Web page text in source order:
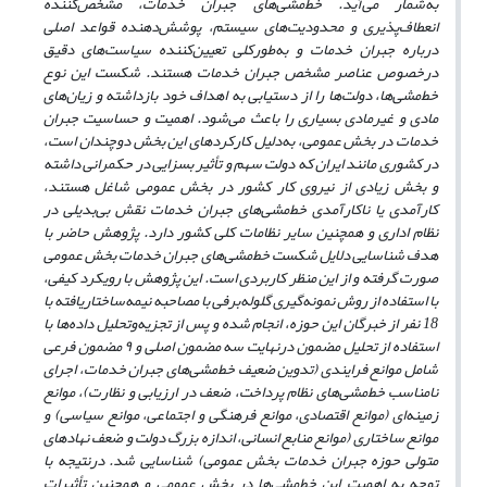
انعطاف‌پذیری و محدودیت‌های سیستم، پوشش‌دهنده قواعد اصلی
درباره جبران خدمات و به‌طورکلی تعیین‌کننده سیاست‌های دقیق
در‌خصوص عناصر مشخص جبران خدمات هستند. شکست این نوع‌
خط‌‌‌‌مشی‌ها، دولتها را از دستیابی به اهداف خود بازداشته و زیان‌های
مادی و غیرمادی بسیاری را باعث می‌‌‌‌‌شود. اهمیت و حساسیت جبران
خدمات در بخش عمومی، به‌دلیل کارکردهای این بخش دوچندان است،
در کشوری مانند ایران که دولت سهم و تأثیر بسزایی در حکمرانی داشته
و بخش زیادی از نیروی کار کشور در بخش عمومی شاغل هستند،
کارآمدی یا ناکارآمدی خط‌مشی‌های جبران خدمات نقش بی‌بدیلی در
نظام اداری و همچنین سایر نظامات کلی کشور دارد. پژوهش حاضر با
هدف شناسایی دلایل شکست خط‌مشی‌های جبران خدمات بخش عمومی
صورت گرفته واز این منظر کاربردی است. این پژوهش با رویکرد کیفی،
با استفاده از روش نمونه‌‌‌‌‌گیری گلوله‌برفی با مصاحبه نیمه‌ساختار‌یافته با
18 نفر از خبرگان این حوزه، انجام شده و پس از تجزیه‌وتحلیل داده‌‌‌‌ها با
استفاده از تحلیل مضمون درنهایت سه مضمون اصلی و ۹ مضمون فرعی
شامل موانع فرایندی (تدوین ضعیف خط‌مشی‌های جبران خدمات، اجرای
نامناسب خط‌مشی‌های نظام پرداخت، ضعف در ارزیابی و نظارت)، موانع
زمینه‌ای (موانع اقتصادی، موانع فرهنگی و اجتماعی، موانع سیاسی) و
موانع ساختاری (موانع منابع انسانی، اندازه بزرگ دولت و ضعف‌‌‌‌ نهادهای
متولی حوزه جبران خدمات بخش عمومی) شناسایی شد.درنتیجه با